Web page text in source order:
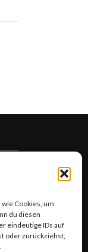
Cookies, um
du diesen
eindeutige IDs auf
oder zurückziehst,